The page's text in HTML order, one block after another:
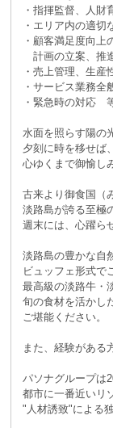
・指揮監督、人財
・エリア内の適切
・顧客満足度向上
計画の立案、推
・売上管理、生産
・サービス業務全
・緊急時の対応
水面を照らす陽の
夕刻に時を移せば
心ゆくまで御愉し
古来より御食国（
淡路島が誇る至極
週末には、心躍ら
淡路島の豊かな自
ビュッフェ形式で
最高級の淡路牛・
旬の食材を活かし
ご堪能ください。
また、経験がある
パソナグループは
都市に一番近いリ
"人材誘致"による